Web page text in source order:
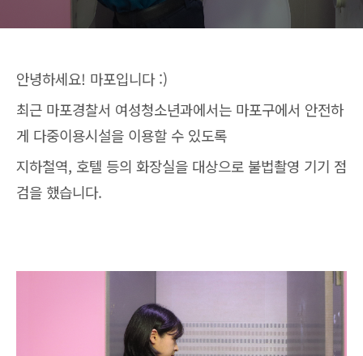
안녕하세요! 마포입니다 :)
최근 마포경찰서 여성청소년과에서는 마포구에서 안전하
게 다중이용시설을 이용할 수 있도록
지하철역, 호텔 등의 화장실을 대상으로 불법촬영 기기 점
검을 했습니다.